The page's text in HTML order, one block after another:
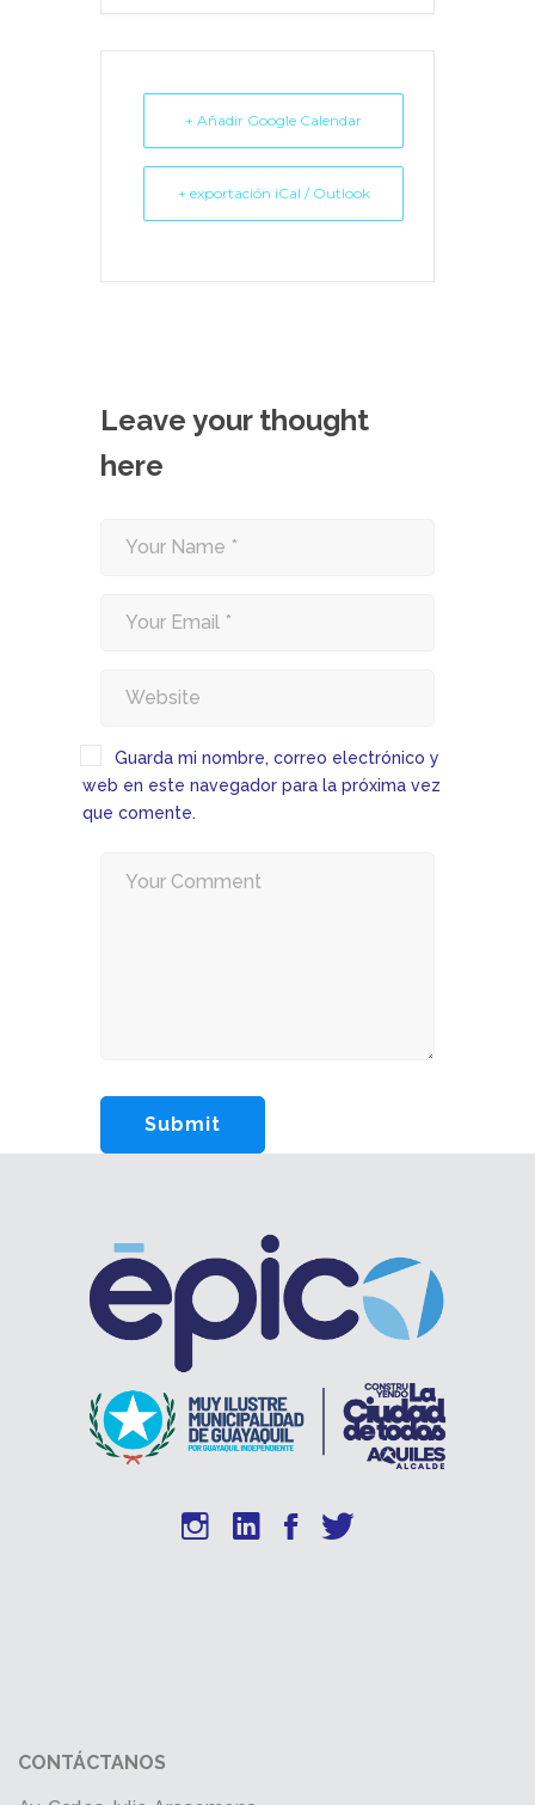
+ Añadir Google Calendar
+ exportación iCal / Outlook
Leave your thought
here
Guarda mi nombre, correo electrónico y
web en este navegador para la próxima vez
que comente.
CONTÁCTANOS